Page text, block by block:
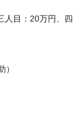
人目：20万円、四